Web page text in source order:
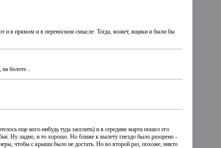
и в прямом и в переносном смысле. Тогда, может, ящики и были бы
болоте...
еще кого-нибудь туда заселить) и в середине марта пошел его
Ну ладно, и то хорошо. Но ближе к вылету гнездо было разорено -
чтобы с крыши было не достать. Но во второй раз, похоже, никто